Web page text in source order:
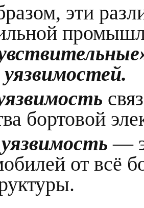
эти
бортовой
—
от всё